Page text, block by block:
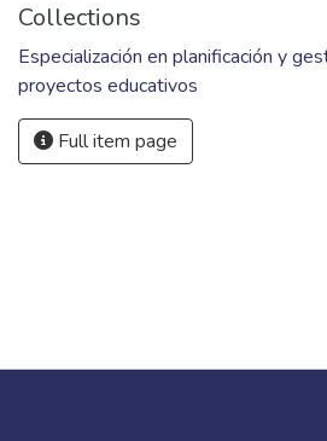
Collections
Especialización en planificación y
proyectos educativos
Full item page